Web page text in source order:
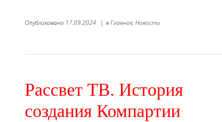
Опубликовано 17.09.2024 | вГлавное, Новости
Рассвет ТВ. История
создания Компартии